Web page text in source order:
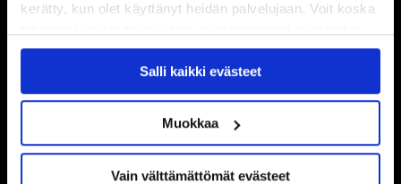
kerätty, kun olet käyttänyt heidän palvelujaan. Voit koska
käytöstäEvästeet-sivultamme.
Salli kaikki evästeet
Muokkaa
Vain välttämättömät evästeet